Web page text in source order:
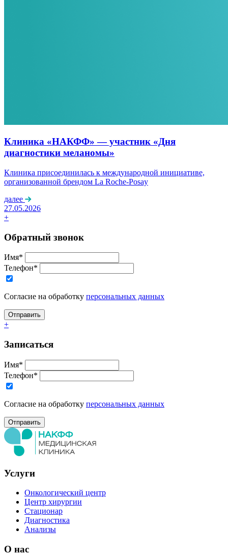
Клиника «НАКФФ» — участник «Дня
диагностики меланомы»
Клиника присоединилась к международной инициативе,
организованной брендом La Roche-Posay
далее
27.05.2026
+
Обратный звонок
Имя*
Телефон*
Согласие на обработку персональных данных
+
Записаться
Имя*
Телефон*
Согласие на обработку персональных данных
Услуги
Онкологический центр
Центр хирургии
Стационар
Диагностика
Анализы
О нас